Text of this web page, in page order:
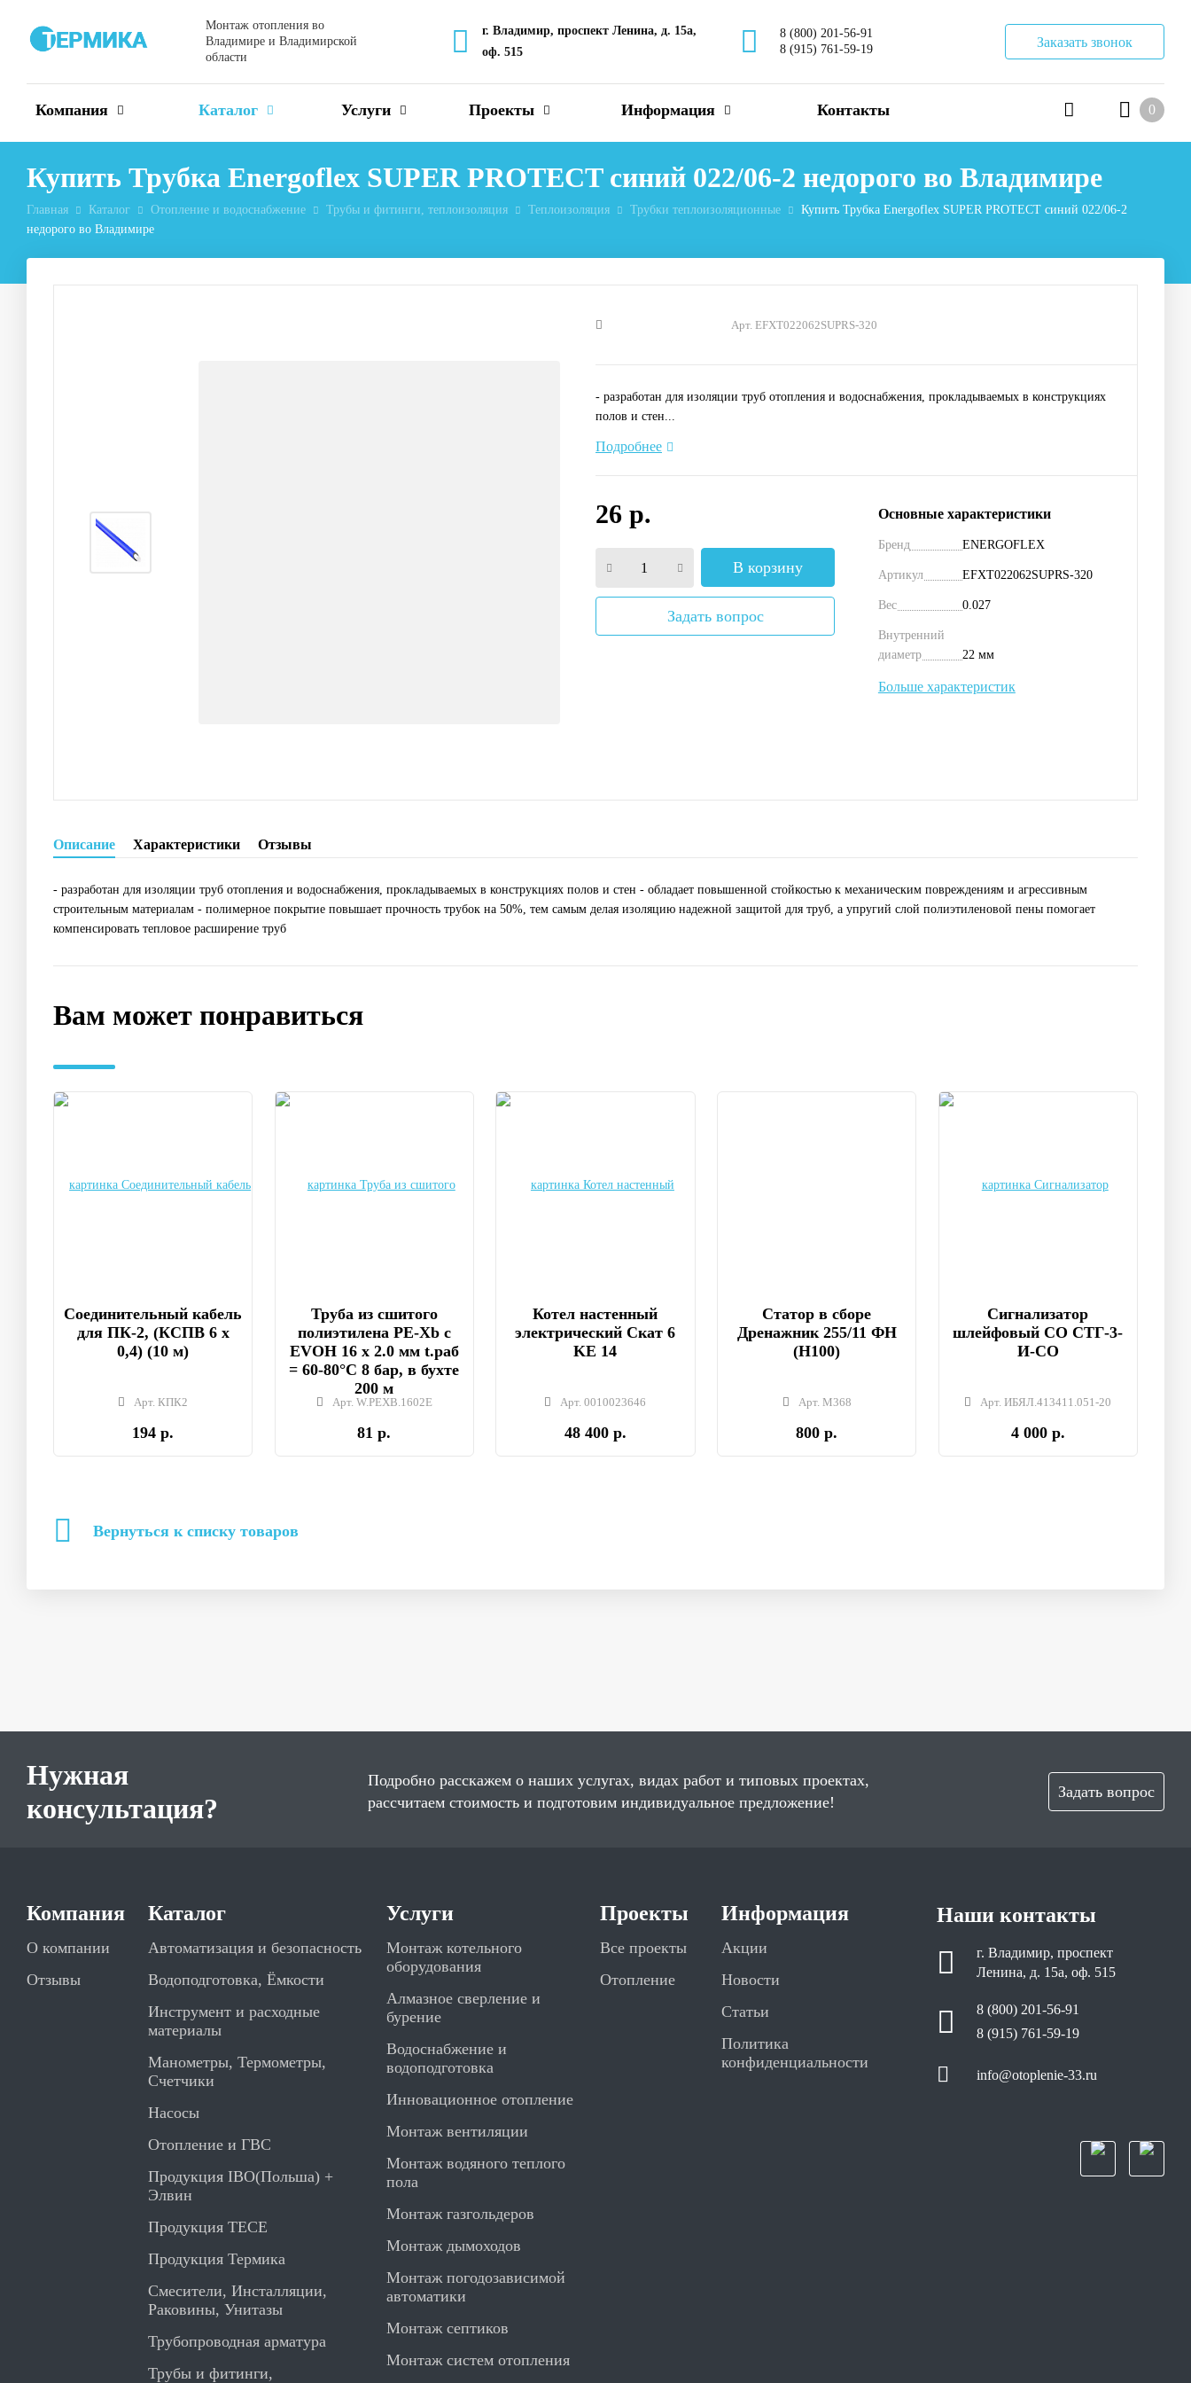
Монтаж отопления во
Владимире и Владимирской
области
г. Владимир, проспект Ленина, д. 15а,
оф. 515
8 (800) 201-56-91
8 (915) 761-59-19
Заказать звонок
Компания Каталог Услуги Проекты Информация Контакты 0
Купить Трубка Energoflex SUPER PROTECT синий 022/06-2 недорого во Владимире
Главная Каталог Отопление и водоснабжение Трубы и фитинги, теплоизоляция Теплоизоляция Трубки теплоизоляционные
Купить Трубка Energoflex SUPER PROTECT синий 022/06-2
недорого во Владимире
Арт. EFXT022062SUPRS-320
- разработан для изоляции труб отопления и водоснабжения, прокладываемых в конструкциях
полов и стен...
Подробнее
26 р.
В корзину
Задать вопрос
Основные характеристики
Бренд ENERGOFLEX
Артикул EFXT022062SUPRS-320
Вес 0.027
Внутренний
диаметр
22 мм
Больше характеристик
Описание Характеристики Отзывы
- разработан для изоляции труб отопления и водоснабжения, прокладываемых в конструкциях полов и стен - обладает повышенной стойкостью к механическим повреждениям и агрессивным
строительным материалам - полимерное покрытие повышает прочность трубок на 50%, тем самым делая изоляцию надежной защитой для труб, а упругий слой полиэтиленовой пены помогает
компенсировать тепловое расширение труб
Вам может понравиться
Соединительный кабель
для ПК-2, (КСПВ 6 х
0,4) (10 м)
Арт. КПК2
194 р.
Труба из сшитого
полиэтилена PE-Xb с
EVOH 16 x 2.0 мм t.раб
= 60-80°C 8 бар, в бухте
200 м
Арт. W.PEXB.1602E
81 р.
Котел настенный
электрический Скат 6
KE 14
Арт. 0010023646
48 400 р.
Статор в сборе
Дренажник 255/11 ФН
(Н100)
Арт. М368
800 р.
Сигнализатор
шлейфовый СО СТГ-3-
И-СО
Арт. ИБЯЛ.413411.051-20
4 000 р.
Вернуться к списку товаров
Нужная
консультация?
Подробно расскажем о наших услугах, видах работ и типовых проектах,
рассчитаем стоимость и подготовим индивидуальное предложение!
Задать вопрос
Компания
О компании
Отзывы
Каталог
Автоматизация и безопасность
Водоподготовка, Ёмкости
Инструмент и расходные
материалы
Манометры, Термометры,
Счетчики
Насосы
Отопление и ГВС
Продукция IBO(Польша) +
Элвин
Продукция TECE
Продукция Термика
Смесители, Инсталляции,
Раковины, Унитазы
Трубопроводная арматура
Трубы и фитинги,
Услуги
Монтаж котельного
оборудования
Алмазное сверление и
бурение
Водоснабжение и
водоподготовка
Инновационное отопление
Монтаж вентиляции
Монтаж водяного теплого
пола
Монтаж газгольдеров
Монтаж дымоходов
Монтаж погодозависимой
автоматики
Монтаж септиков
Монтаж систем отопления
Проекты
Все проекты
Отопление
Информация
Акции
Новости
Статьи
Политика
конфиденциальности
Наши контакты
г. Владимир, проспект
Ленина, д. 15а, оф. 515
8 (800) 201-56-91
8 (915) 761-59-19
info@otoplenie-33.ru